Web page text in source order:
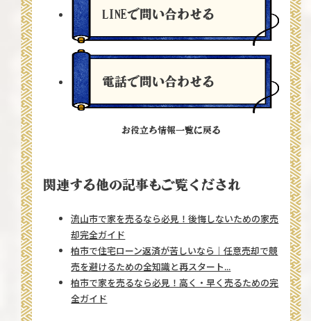
LINEで問い合わせる
電話で問い合わせる
お役立ち情報一覧に戻る
関連する他の記事もご覧くだされ
流山市で家を売るなら必見！後悔しないための家売
却完全ガイド
柏市で住宅ローン返済が苦しいなら｜任意売却で競
売を避けるための全知識と再スタート...
柏市で家を売るなら必見！高く・早く売るための完
全ガイド